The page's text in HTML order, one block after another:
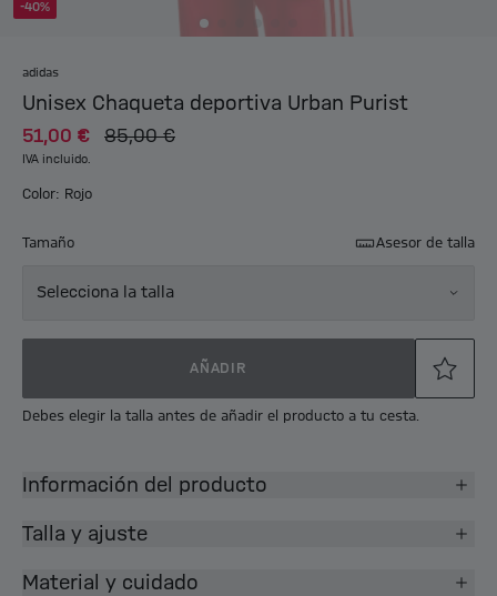
-40%
adidas
Unisex Chaqueta deportiva Urban Purist
51,00 € 85,00 €
IVA incluido.
Color: Rojo
Tamaño Asesor de talla
Selecciona la talla
AÑADIR
Debes elegir la talla antes de añadir el producto a tu cesta.
Información del producto
Talla y ajuste
Material y cuidado